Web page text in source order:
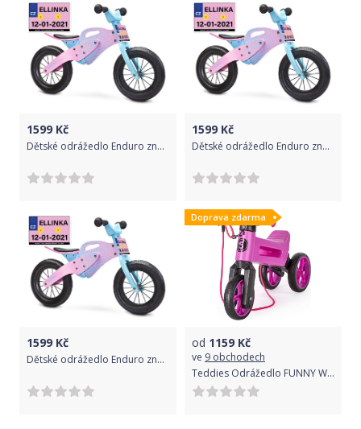
1599 Kč
Dětské odrážedlo Enduro značky Toyz, dřevěné, barva růžová, s osobní SPZ Text na SPZ: Budoucí vítěz (vítězka) Tour de France, Barva SPZ: růžová
1599 Kč
Dětské odrážedlo Enduro značky Toyz, dřevěné, barva růžová, s osobní SPZ Text na SPZ: Nejvíc cool biker (bikerka) široko daleko, Barva SPZ: -
1599 Kč
Dětské odrážedlo Enduro značky Toyz, dřevěné, barva růžová, s osobní SPZ Text na SPZ: Jsem pirát (pirátka) silnic a chodníků, Barva SPZ: modrá
Doprava zdarma
od 1159 Kč
ve 9 obchodech
Teddies Odrážedlo FUNNY WHEELS Rider SuperSport fialové 2v1